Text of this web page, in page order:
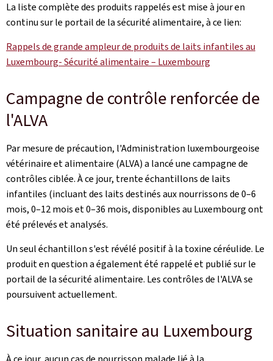
La liste complète des produits rappelés est mise à jour en
continu sur le portail de la sécurité alimentaire, à ce lien:
Rappels de grande ampleur de produits de laits infantiles au
Luxembourg- Sécurité alimentaire – Luxembourg
Campagne de contrôle renforcée de
l'ALVA
Par mesure de précaution, l'Administration luxembourgeoise
vétérinaire et alimentaire (ALVA) a lancé une campagne de
contrôles ciblée. À ce jour, trente échantillons de laits
infantiles (incluant des laits destinés aux nourrissons de 0–6
mois, 0–12 mois et 0–36 mois, disponibles au Luxembourg ont
été prélevés et analysés.
Un seul échantillon s'est révélé positif à la toxine céréulide. Le
produit en question a également été rappelé et publié sur le
portail de la sécurité alimentaire. Les contrôles de l'ALVA se
poursuivent actuellement.
Situation sanitaire au Luxembourg